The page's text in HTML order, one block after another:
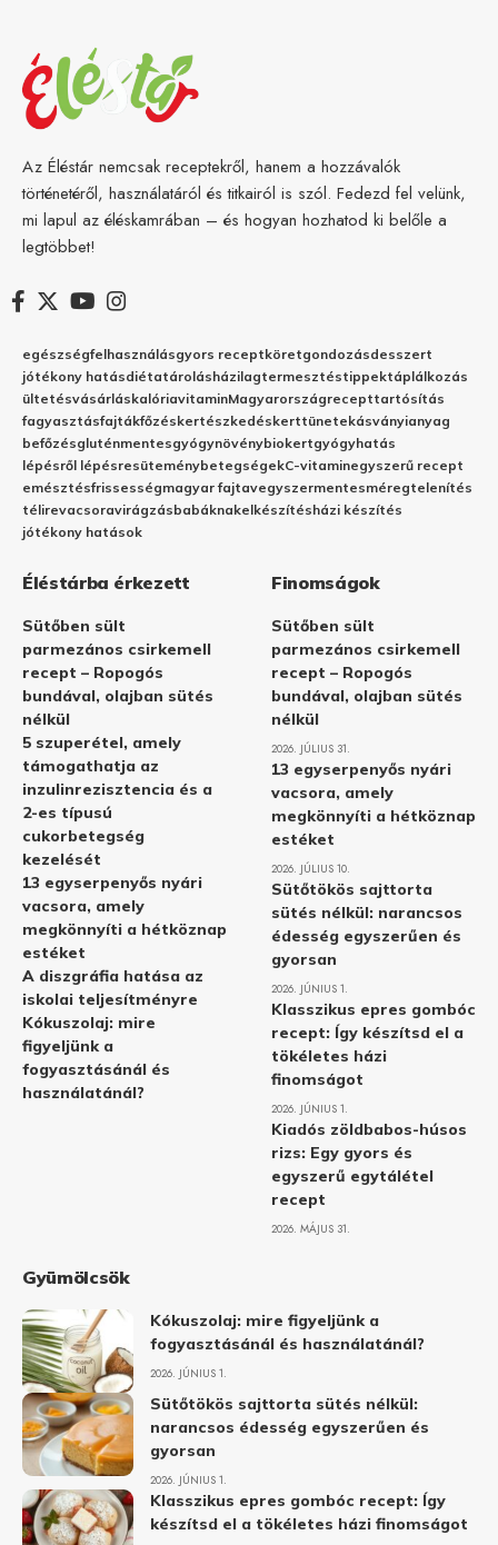
Az Éléstár nemcsak receptekről, hanem a hozzávalók
történetéről, használatáról és titkairól is szól. Fedezd fel velünk,
mi lapul az éléskamrában – és hogyan hozhatod ki belőle a
legtöbbet!
egészségfelhasználásgyors receptköretgondozásdesszert
jótékony hatásdiétatárolásházilagtermesztéstippektáplálkozás
ültetésvásárláskalóriavitaminMagyarországrecepttartósítás
fagyasztásfajtákfőzéskertészkedéskerttünetekásványianyag
befőzésgluténmentesgyógynövénybiokertgyógyhatás
lépésről lépésresüteménybetegségekC-vitaminegyszerű recept
emésztésfrissességmagyar fajtavegyszermentesméregtelenítés
télirevacsoravirágzásbabáknakelkészítésházi készítés
jótékony hatások
Éléstárba érkezett
Sütőben sült
parmezános csirkemell
recept – Ropogós
bundával, olajban sütés
nélkül
5 szuperétel, amely
támogathatja az
inzulinrezisztencia és a
2-es típusú
cukorbetegség
kezelését
13 egyserpenyős nyári
vacsora, amely
megkönnyíti a hétköznap
estéket
A diszgráfia hatása az
iskolai teljesítményre
Kókuszolaj: mire
figyeljünk a
fogyasztásánál és
használatánál?
Finomságok
Sütőben sült
parmezános csirkemell
recept – Ropogós
bundával, olajban sütés
nélkül
2026. JÚLIUS 31.
13 egyserpenyős nyári
vacsora, amely
megkönnyíti a hétköznap
estéket
2026. JÚLIUS 10.
Sütőtökös sajttorta
sütés nélkül: narancsos
édesség egyszerűen és
gyorsan
2026. JÚNIUS 1.
Klasszikus epres gombóc
recept: Így készítsd el a
tökéletes házi
finomságot
2026. JÚNIUS 1.
Kiadós zöldbabos-húsos
rizs: Egy gyors és
egyszerű egytálétel
recept
2026. MÁJUS 31.
Gyümölcsök
Kókuszolaj: mire figyeljünk a
fogyasztásánál és használatánál?
2026. JÚNIUS 1.
Sütőtökös sajttorta sütés nélkül:
narancsos édesség egyszerűen és
gyorsan
2026. JÚNIUS 1.
Klasszikus epres gombóc recept: Így
készítsd el a tökéletes házi finomságot